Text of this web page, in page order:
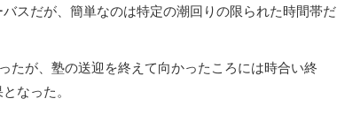
スだが、簡単なのは特定の潮回りの限られた時間帯だ
たが、塾の送迎を終えて向かったころには時合い終
なった。